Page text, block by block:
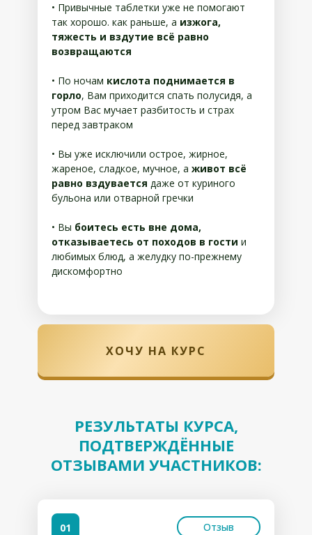
• Привычные таблетки уже не помогают
так хорошо. как раньше, а изжога,
тяжесть и вздутие всё равно
возвращаются
• По ночам кислота поднимается в
горло, Вам приходится спать полусидя, а
утром Вас мучает разбитость и страх
перед завтраком
• Вы уже исключили острое, жирное,
жареное, сладкое, мучное, а живот всё
равно вздувается даже от куриного
бульона или отварной гречки
• Вы боитесь есть вне дома,
отказываетесь от походов в гости и
любимых блюд, а желудку по-прежнему
дискомфортно
ХОЧУ НА КУРС
РЕЗУЛЬТАТЫ КУРСА,
ПОДТВЕРЖДЁННЫЕ
ОТЗЫВАМИ УЧАСТНИКОВ:
01 Отзыв